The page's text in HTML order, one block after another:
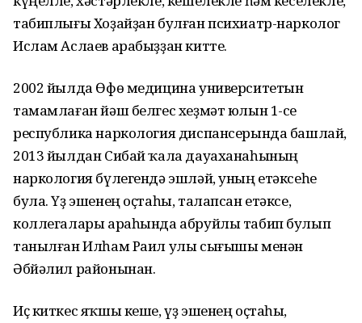
табиплығы Хоҙайҙан булған психиатр-нарколог
Ислам Аслаев арабыҙҙан китте.
2002 йылда Өфө медицина университетын
тамамлаған йәш белгес хеҙмәт юлын 1-се
республика наркология диспансерында башлай,
2013 йылдан Сибай ҡала дауаханаһының
наркология бүлегендә эшләй, уның етәксеһе
була. Үҙ эшенең оҫтаһы, талапсан етәксе,
коллегалары араһында абруйлы табип булып
танылған Илһам Раил улы сығышы менән
Әбйәлил районынан.
Иҫ киткес яҡшы кеше, үҙ эшенең оҫтаһы,